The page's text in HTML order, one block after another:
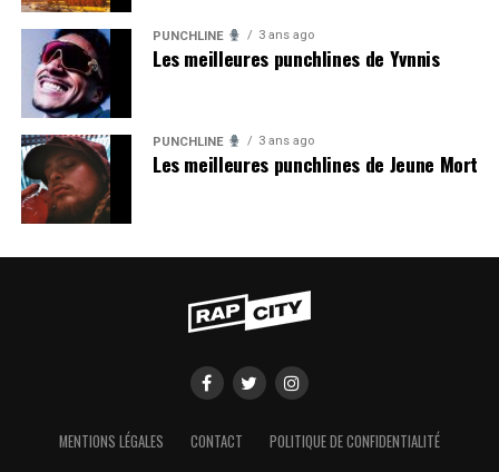
PUNCHLINE 3 ans ago
Les meilleures punchlines de Yvnnis
PUNCHLINE 3 ans ago
Les meilleures punchlines de Jeune Mort
MENTIONS LÉGALES CONTACT POLITIQUE DE CONFIDENTIALITÉ